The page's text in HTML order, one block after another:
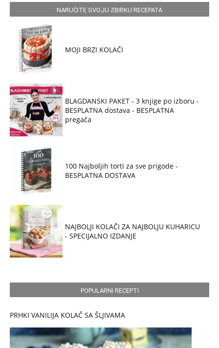
NARUČITE SVOJU ZBIRKU RECEPATA
MOJI BRZI KOLAČI
BLAGDANSKI PAKET - 3 knjige po izboru -
BESPLATNA dostava - BESPLATNA
pregača
100 Najboljih torti za sve prigode -
BESPLATNA DOSTAVA
NAJBOLJI KOLAČI ZA NAJBOLJU KUHARICU
- SPECIJALNO IZDANJE
POPULARNI RECEPTI
PRHKI VANILIJA KOLAČ SA ŠLJIVAMA